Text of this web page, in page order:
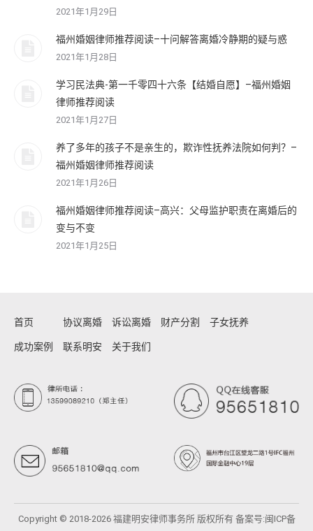
2021年1月29日
福州婚姻律师推荐阅读–十问解答离婚冷静期的疑与惑
2021年1月28日
学习民法典-第一千零四十六条【结婚自愿】–福州婚姻
律师推荐阅读
2021年1月27日
养了多年的孩子不是亲生的，欺诈性抚养法院如何判？–
福州婚姻律师推荐阅读
2021年1月26日
福州婚姻律师推荐阅读–高兴：父母监护职责在离婚后的
变与不变
2021年1月25日
首页 协议离婚 诉讼离婚 财产分割 子女抚养
成功案例 联系明安 关于我们
Copyright © 2018-2026 福建明安律师事务所 版权所有 备案号:闽ICP备